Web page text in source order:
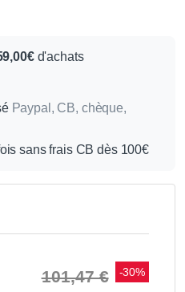
d'achats
Paypal, CB, chèque,
sans frais CB dès 100€
101,47 € -30%